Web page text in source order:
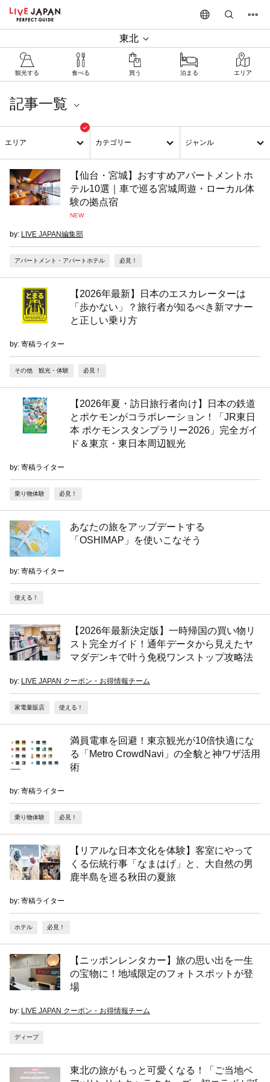
東北
観光する 食べる 買う 泊まる エリア
記事一覧
エリア カテゴリー ジャンル
【仙台・宮城】おすすめアパートメントホ
テル10選｜車で巡る宮城周遊・ローカル体
験の拠点宿
NEW
by: LIVE JAPAN編集部
アパートメント・アパートホテル 必見！
【2026年最新】日本のエスカレーターは
「歩かない」？旅行者が知るべき新マナー
と正しい乗り方
by: 寄稿ライター
その他 観光・体験 必見！
【2026年夏・訪日旅行者向け】日本の鉄道
とポケモンがコラボレーション！「JR東日
本 ポケモンスタンプラリー2026」完全ガイ
ド＆東京・東日本周辺観光
by: 寄稿ライター
乗り物体験 必見！
あなたの旅をアップデートする
「OSHIMAP」を使いこなそう
by: 寄稿ライター
使える！
【2026年最新決定版】一時帰国の買い物リ
スト完全ガイド！通年データから見えたヤ
マダデンキで叶う免税ワンストップ攻略法
by: LIVE JAPAN クーポン・お得情報チーム
家電量販店 使える！
満員電車を回避！東京観光が10倍快適にな
る「Metro CrowdNavi」の全貌と神ワザ活用
術
by: 寄稿ライター
乗り物体験 必見！
【リアルな日本文化を体験】客室にやって
くる伝統行事「なまはげ」と、大自然の男
鹿半島を巡る秋田の夏旅
by: 寄稿ライター
ホテル 必見！
【ニッポンレンタカー】旅の思い出を一生
の宝物に！地域限定のフォトスポットが登
場
by: LIVE JAPAN クーポン・お得情報チーム
ディープ
東北の旅がもっと可愛くなる！「ご当地ベ